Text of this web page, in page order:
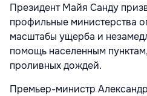
Президент Майя Санду
профильные министерства
масштабы ущерба и
помощь населенным
проливных дождей.
Премьер-министр